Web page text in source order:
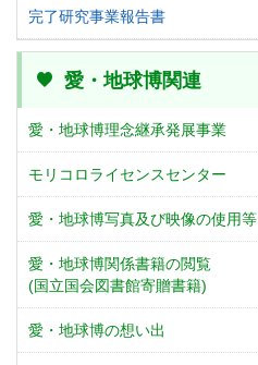
完了研究事業報告書
愛・地球博関連
愛・地球博理念継承発展事業
モリコロライセンスセンター
愛・地球博写真及び映像の使用等
愛・地球博関係書籍の閲覧
(国立国会図書館寄贈書籍)
愛・地球博の想い出